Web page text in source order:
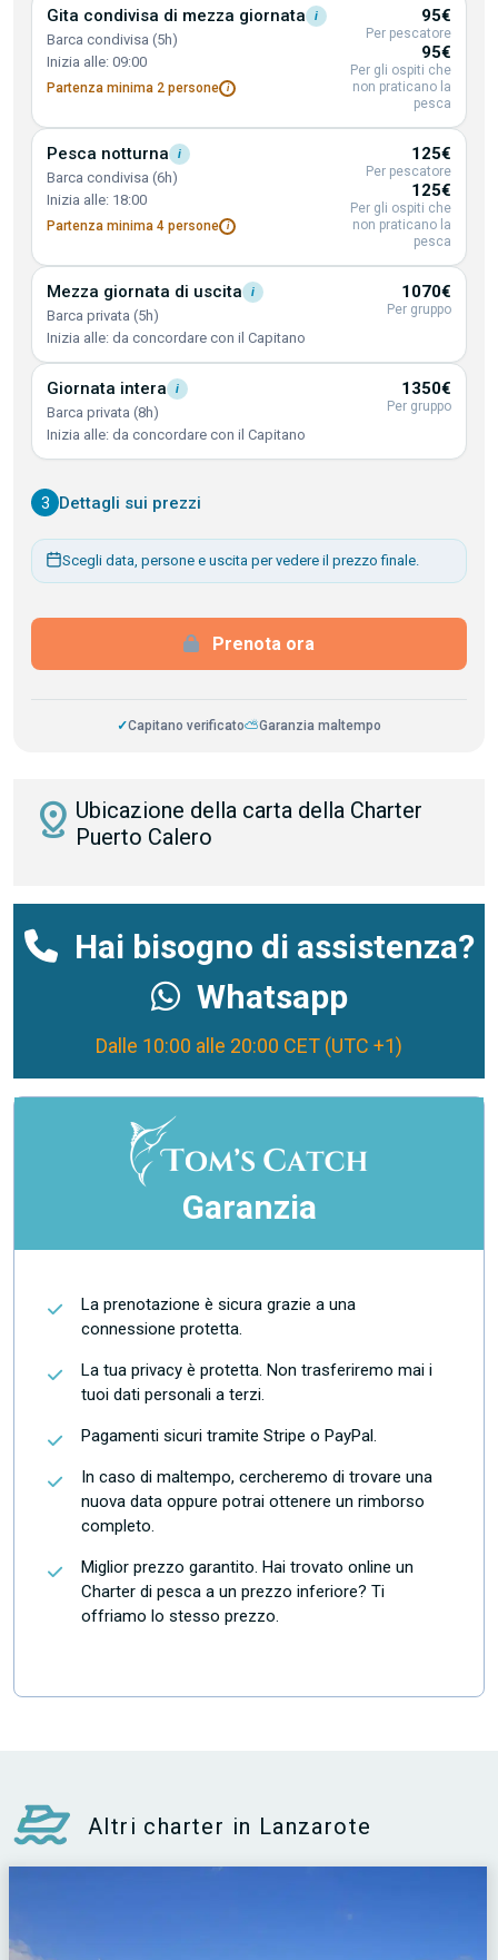
Gita condivisa di mezza giornata i
Barca condivisa (5h)
Inizia alle: 09:00
Partenza minima 2 persone i
95€
Per pescatore
95€
Per gli ospiti che
non praticano la
pesca
Pesca notturna i
Barca condivisa (6h)
Inizia alle: 18:00
Partenza minima 4 persone i
125€
Per pescatore
125€
Per gli ospiti che
non praticano la
pesca
Mezza giornata di uscita i
Barca privata (5h)
Inizia alle: da concordare con il Capitano
1070€
Per gruppo
Giornata intera i
Barca privata (8h)
Inizia alle: da concordare con il Capitano
1350€
Per gruppo
3 Dettagli sui prezzi
Scegli data, persone e uscita per vedere il prezzo finale.
Prenota ora
✓Capitano verificato⛅Garanzia maltempo
distance Ubicazione della carta della Charter
Puerto Calero
Hai bisogno di assistenza?
Whatsapp
Dalle 10:00 alle 20:00 CET (UTC +1)
Garanzia
La prenotazione è sicura grazie a una
connessione protetta.
La tua privacy è protetta. Non trasferiremo mai i
tuoi dati personali a terzi.
Pagamenti sicuri tramite Stripe o PayPal.
In caso di maltempo, cercheremo di trovare una
nuova data oppure potrai ottenere un rimborso
completo.
Miglior prezzo garantito. Hai trovato online un
Charter di pesca a un prezzo inferiore? Ti
offriamo lo stesso prezzo.
Altri charter in Lanzarote